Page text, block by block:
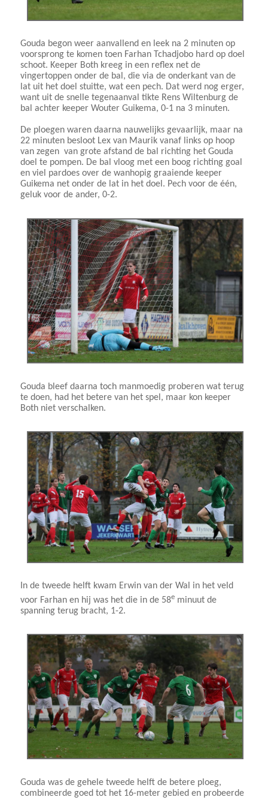
Gouda begon weer aanvallend en leek na 2 minuten op
voorsprong te komen toen Farhan Tchadjobo hard op doel
schoot. Keeper Both kreeg in een reflex net de
vingertoppen onder de bal, die via de onderkant van de
lat uit het doel stuitte, wat een pech. Dat werd nog erger,
want uit de snelle tegenaanval tikte Rens Wiltenburg de
bal achter keeper Wouter Guikema, 0-1 na 3 minuten.
De ploegen waren daarna nauwelijks gevaarlijk, maar na
22 minuten besloot Lex van Maurik vanaf links op hoop
van zegen van grote afstand de bal richting het Gouda
doel te pompen. De bal vloog met een boog richting goal
en viel pardoes over de wanhopig graaiende keeper
Guikema net onder de lat in het doel. Pech voor de één,
geluk voor de ander, 0-2.
Gouda bleef daarna toch manmoedig proberen wat terug
te doen, had het betere van het spel, maar kon keeper
Both niet verschalken.
In de tweede helft kwam Erwin van der Wal in het veld
voor Farhan en hij was het die in de 58eminuut de
spanning terug bracht, 1-2.
Gouda was de gehele tweede helft de betere ploeg,
combineerde goed tot het 16-meter gebied en probeerde